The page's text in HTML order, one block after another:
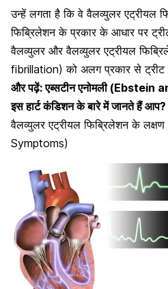
उन्हें लगता है कि वे वैलव्युलर एट्रीयल
फिब्रिलेशन के प्रकार के आधार पर
वैलव्युलर और वैलव्युलर एट्रीयल
fibrillation) को अलग प्रकार से ट्रीट
और पढ़ें:एब्सटीन एनोमली (Ebstein
इस हार्ट कंडिशन के बारे में जानते हैं आप?
वैलव्युलर एट्रीयल फिब्रिलेशन के
Symptoms)